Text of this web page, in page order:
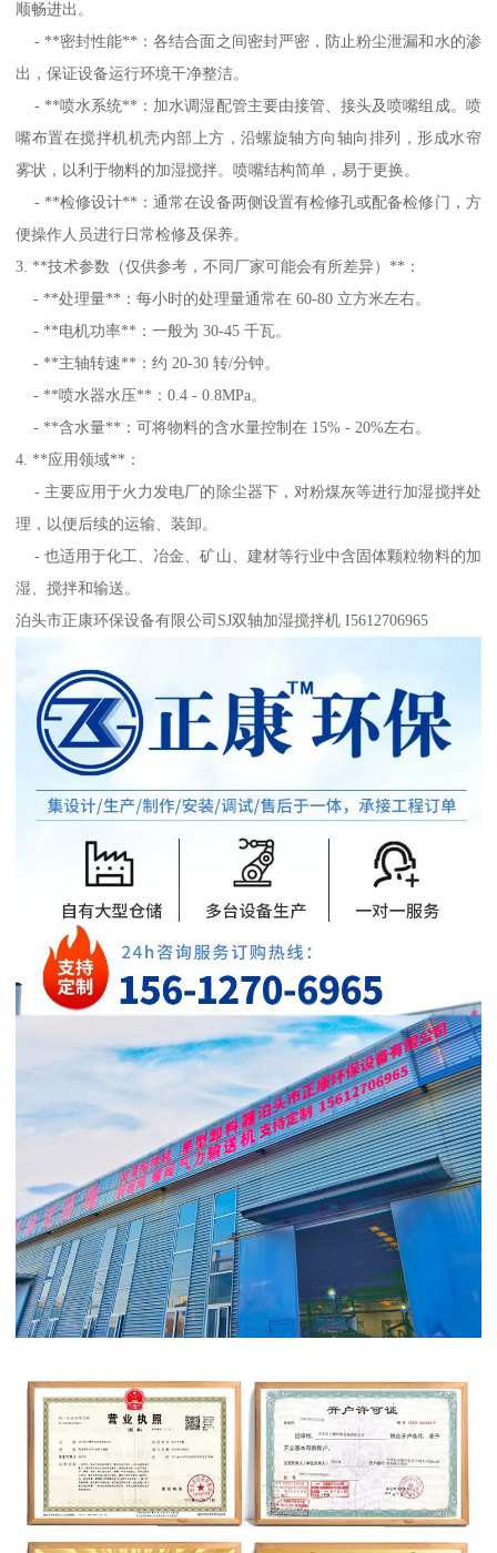
顺畅进出。
- **密封性能**：各结合面之间密封严密，防止粉尘泄漏和水的渗
出，保证设备运行环境干净整洁。
- **喷水系统**：加水调湿配管主要由接管、接头及喷嘴组成。喷
嘴布置在搅拌机机壳内部上方，沿螺旋轴方向轴向排列，形成水帘
雾状，以利于物料的加湿搅拌。喷嘴结构简单，易于更换。
- **检修设计**：通常在设备两侧设置有检修孔或配备检修门，方
便操作人员进行日常检修及保养。
3. **技术参数（仅供参考，不同厂家可能会有所差异）**：
- **处理量**：每小时的处理量通常在 60-80 立方米左右。
- **电机功率**：一般为 30-45 千瓦。
- **主轴转速**：约 20-30 转/分钟。
- **喷水器水压**：0.4 - 0.8MPa。
- **含水量**：可将物料的含水量控制在 15% - 20%左右。
4. **应用领域**：
- 主要应用于火力发电厂的除尘器下，对粉煤灰等进行加湿搅拌处
理，以便后续的运输、装卸。
- 也适用于化工、冶金、矿山、建材等行业中含固体颗粒物料的加
湿、搅拌和输送。
泊头市正康环保设备有限公司SJ双轴加湿搅拌机 I5612706965